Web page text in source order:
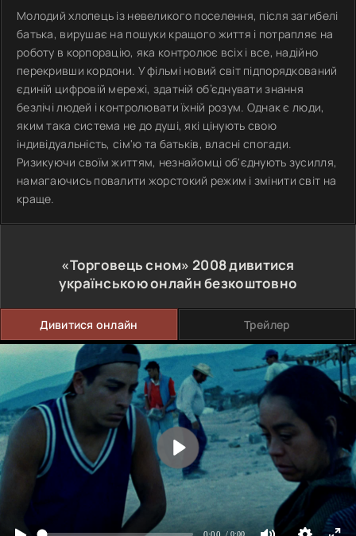
Молодий хлопець із невеликого поселення, після загибелі
батька, вирушає на пошуки кращого життя і потрапляє на
роботу в корпорацію, яка контролює всіх і все, надійно
перекривши кордони. У фільмі новий світ підпорядкований
єдиній цифровій мережі, здатній об’єднувати знання
безлічі людей і контролювати їхній розум. Однак є люди,
яким така система не до душі, які цінують свою
індивідуальність, сім'ю та батьків, власні спогади.
Ризикуючи своїм життям, незнайомці об'єднують зусилля,
намагаючись повалити жорстокий режим і змінити світ на
краще.
«Торговець сном»2008дивитися
українською онлайн безкоштовно
Дивитися онлайн Трейлер